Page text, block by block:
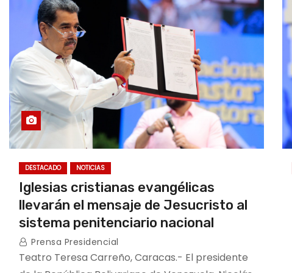
DESTACADO NOTICIAS
Iglesias cristianas evangélicas
llevarán el mensaje de Jesucristo al
sistema penitenciario nacional
Prensa Presidencial
Teatro Teresa Carreño, Caracas.- El presidente